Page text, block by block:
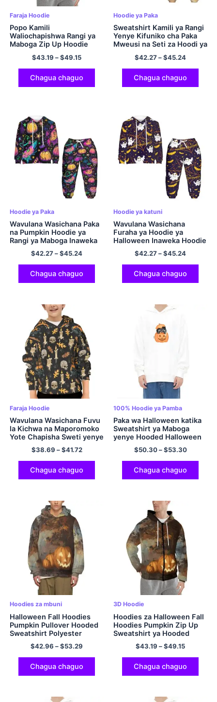
Faraja Hoodie
Popo Kamili
Waliochapishwa Rangi ya
Maboga Zip Up Hoodie
Polyester Comfort
Sweatshirt ya Halloween
yenye kofia kwa Wanaume
na Wanawake Zawadi za
Halloween
$43.19 –$49.15
Chagua chaguo
Hoodie ya Paka
Sweatshirt Kamili ya Rangi
Yenye Kifuniko cha Paka
Mweusi na Seti za Hoodi ya
Maboga kwa ajili ya Zawadi
za Msimu wa Vuli
$42.27–$45.24
Chagua chaguo
Hoodie ya Paka
Wavulana Wasichana Paka
na Pumpkin Hoodie ya
Rangi ya Maboga Inaweka
Seti za Hoodi za Polyester
za Halloween kwa Watoto
$42.27–$45.24
Chagua chaguo
Hoodie ya katuni
Wavulana Wasichana
Furaha ya Hoodie ya
Halloween Inaweka Hoodie
ya Majini ya Spiderweb na
Spiderweb na Suruali ya
Kufariji Hoodie ya
Polyester
$42.27–$45.24
Chagua chaguo
Faraja Hoodie
Wavulana Wasichana Fuvu
la Kichwa na Maporomoko
Yote Chapisha Sweti yenye
kofia na Mifuko ya
Polyester Hoodie Hoodie
ya Halloween
$38.69 –$41.72
Chagua chaguo
100% Hoodie ya Pamba
Paka wa Halloween katika
Sweatshirt ya Maboga
yenye Hooded Halloween
Hoodie 100% Cotton
Comfy Pullover Hoodie
kwa Wanaume na
Wanawake Multicolor
$50.30–$53.30
Chagua chaguo
Hoodies za mbuni
Halloween Fall Hoodies
Pumpkin Pullover Hooded
Sweatshirt Polyester
Hoodie
$42.96 –$53.29
Chagua chaguo
3D Hoodie
Hoodies za Halloween Fall
Hoodies Pumpkin Zip Up
Sweatshirt ya Hooded
Kawaida na Starehe
Polyester Hoodie
$43.19 –$49.15
Chagua chaguo